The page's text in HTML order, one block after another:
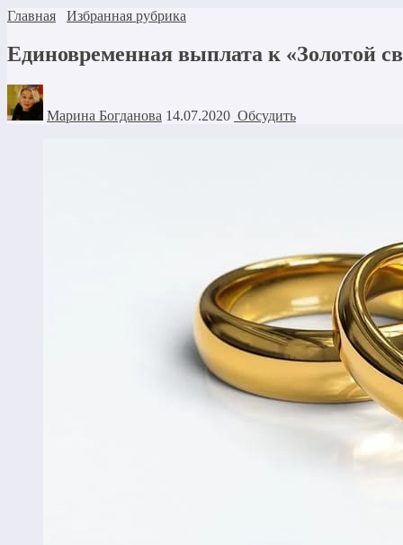
Главная
Избранная рубрика
Единовременная выплата к «Золотой
Марина Богданова 14.07.2020 Обсудить